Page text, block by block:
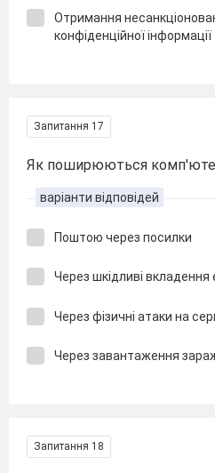
Отримання
конфіденційної інформації
Запитання 17
Як поширюються
варіанти відповідей
Поштою через посилки
Через шкідливі вкладення
Через фізичні атаки на
Через завантаження
Запитання 18